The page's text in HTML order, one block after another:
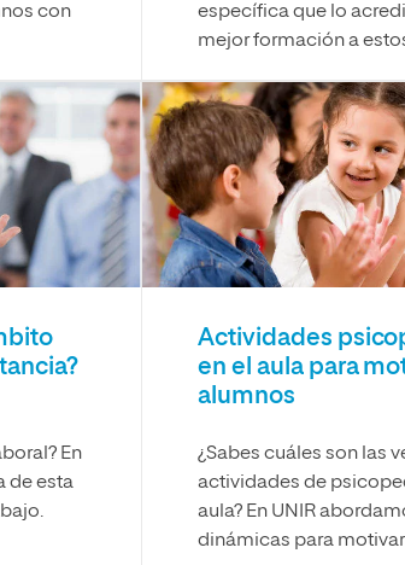
con
específica que lo
mejor formación a
En
de esta
Actividades
en el aula para
alumnos
¿Sabes cuáles son las
actividades de
aula? En UNIR
dinámicas para